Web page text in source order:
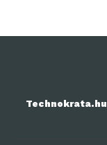
Technokrata.hu